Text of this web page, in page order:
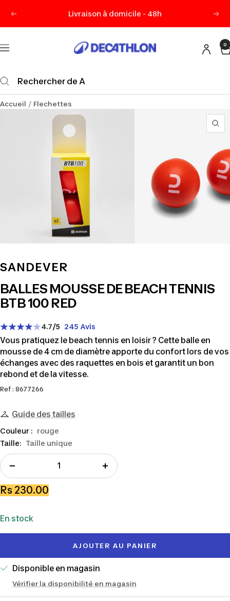
Précédent Livraison à domicile - 48h
Navigation
Decathlon
0
Accueil Flechettes
SANDEVER
BALLES MOUSSE DE BEACH TENNIS
BTB 100 RED
4.7/5 245 Avis
Vous pratiquez le beach tennis en loisir ? Cette balle en
mousse de 4 cm de diamètre apporte du confort lors de vos
échanges avec des raquettes en bois et garantit un bon
rebond et de la vitesse.
Ref : 8677266
Guide des tailles
Taille: Taille unique
Couleur : rouge
la
quantité
Augmenter
Prix
vente
Rs 230.00
En stock
AJOUTER AU PANIER
Disponible en magasin
Vérifier la disponibilité en magasin